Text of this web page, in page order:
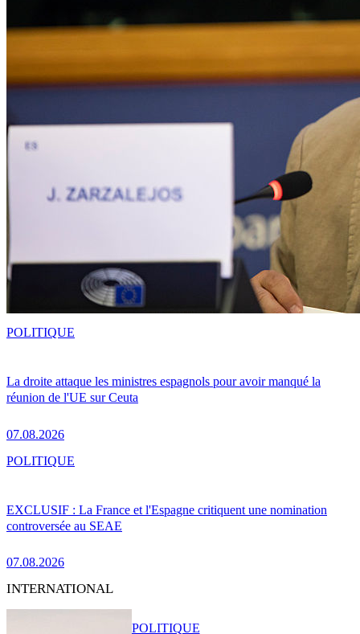
La droite attaque les ministres espagnols pour avoir manqué la
réunion de l'UE sur Ceuta
07.08.2026
POLITIQUE
EXCLUSIF : La France et l'Espagne critiquent une nomination
controversée au SEAE
07.08.2026
POLITIQUE
INTERNATIONAL
POLITIQUE